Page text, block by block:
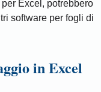
Excel, potrebbero
software per fogli di
in Excel